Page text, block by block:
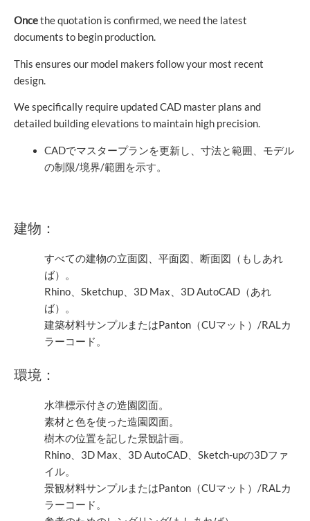
Oncethe quotation is confirmed, we need the latest
documents to begin production.
This ensures our model makers follow your most recent
design.
We specifically require updated CAD master plans and
detailed building elevations to maintain high precision.
CADでマスタープランを更新し、寸法と範囲、モデル
の制限/境界/範囲を示す。
建物：
すべての建物の立面図、平面図、断面図（もしあれ
ば）。
Rhino、Sketchup、3D Max、3D AutoCAD（あれ
ば）。
建築材料サンプルまたはPanton（CUマット）/RALカ
ラーコード。
環境：
水準標示付きの造園図面。
素材と色を使った造園図面。
樹木の位置を記した景観計画。
Rhino、3D Max、3D AutoCAD、Sketch-upの3Dファ
イル。
景観材料サンプルまたはPanton（CUマット）/RALカ
ラーコード。